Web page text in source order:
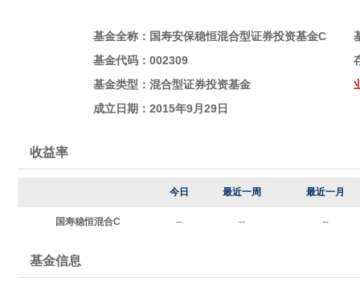
基金全称：国寿安保稳恒混合型证券投资基金C
基金代码：002309
基金类型： 混合型证券投资基金
成立日期：2015年9月29日
收益率
今日 最近一周 最近一月
国寿稳恒混合C -- -- --
基金信息